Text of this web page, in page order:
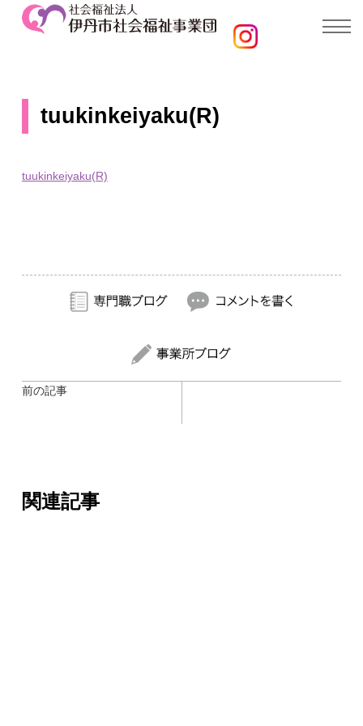
tuukinkeiyaku(R)
tuukinkeiyaku(R)
前の記事
関連記事